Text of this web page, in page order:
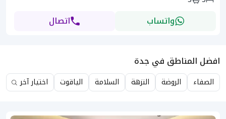
واتساب اتصال
افضل المناطق في جدة
الصفاء الروضة النزهة السلامة الياقوت اختيار آخر